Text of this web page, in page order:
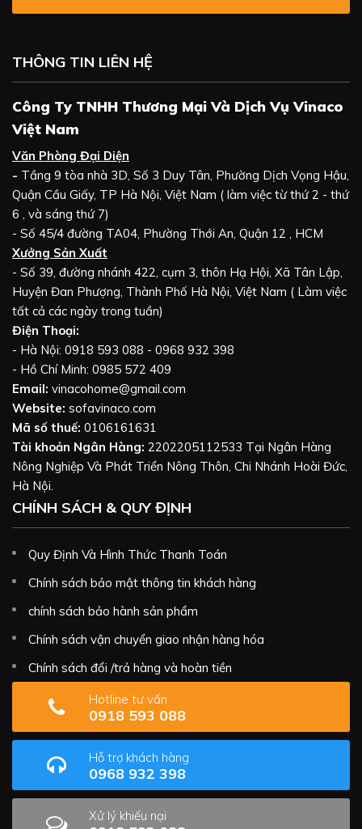
THÔNG TIN LIÊN HỆ
Công Ty TNHH Thương Mại Và Dịch Vụ Vinaco
Việt Nam
Văn Phòng Đại Diện
- Tầng 9 tòa nhà 3D, Số 3 Duy Tân, Phường Dịch Vọng Hậu,
Quận Cầu Giấy, TP Hà Nội, Việt Nam ( làm việc từ thứ 2 - thứ
6 , và sáng thứ 7)
- Số 45/4 đường TA04, Phường Thới An, Quận 12 , HCM
Xưởng Sản Xuất
- Số 39, đường nhánh 422, cụm 3, thôn Hạ Hội, Xã Tân Lập,
Huyện Đan Phượng, Thành Phố Hà Nội, Việt Nam ( Làm việc
tất cả các ngày trong tuần)
Điện Thoại:
- Hà Nội: 0918 593 088 - 0968 932 398
- Hồ Chí Minh: 0985 572 409
Email: vinacohome@gmail.com
Website: sofavinaco.com
Mã số thuế: 0106161631
Tài khoản Ngân Hàng: 2202205112533 Tại Ngân Hàng
Nông Nghiệp Và Phát Triển Nông Thôn, Chi Nhánh Hoài Đức,
Hà Nội.
CHÍNH SÁCH & QUY ĐỊNH
Quy Định Và Hình Thức Thanh Toán
Chính sách bảo mật thông tin khách hàng
chính sách bảo hành sản phẩm
Chính sách vận chuyển giao nhận hàng hóa
Chính sách đổi /trả hàng và hoàn tiền
Hotline tư vấn
0918 593 088
Hỗ trợ khách hàng
0968 932 398
Xử lý khiếu nại